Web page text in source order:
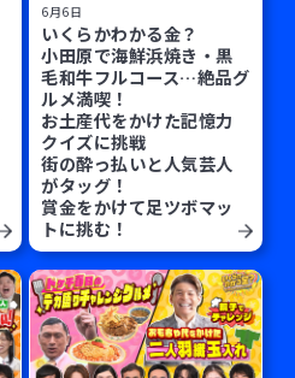
6月6日
いくらかわかる金？
小田原で海鮮浜焼き・黒
毛和牛フルコース…絶品グ
ルメ満喫！
お土産代をかけた記憶力
クイズに挑戦
街の酔っ払いと人気芸人
がタッグ！
賞金をかけて足ツボマッ
トに挑む！